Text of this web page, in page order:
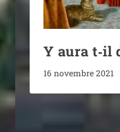
Y aura t‑il
16 novembre 2021